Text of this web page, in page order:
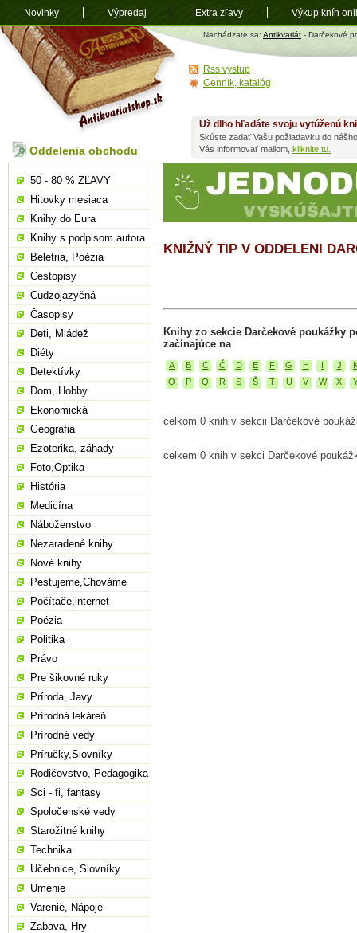
Antikvariát
shop.sk
Nachádzate sa: Antikvariát - Darčekové
KNIŽNÝ TIP V ODDELENI
Knihy zo sekcie Darčekové poukážky
začínajúce na
A B C Č D E F G H I J
O
P Q R S Š T U V W X
celkom 0 knih v sekcii Darčekové
celkem 0 knih v sekci Darčekové
Už dlho hľadáte svoju vytúženú
Skúste zadať Vašu požiadavku do
Vás informovať mailom, kliknite tu.
Oddelenia obchodu
50 - 80 % ZĽAVY
Hitovky mesiaca
Knihy do Eura
Knihy s podpisom autora
Beletria, Poézia
Cestopisy
Cudzojazyčná
Časopisy
Deti, Mládež
Diéty
Detektívky
Dom, Hobby
Ekonomická
Geografia
Ezoterika, záhady
Foto,Optika
História
Medicína
Náboženstvo
Nezaradené knihy
Nové knihy
Pestujeme,Chováme
Počítače,internet
Poézia
Politika
Právo
Pre šikovné ruky
Príroda, Javy
Prírodná lekáreň
Prírodné vedy
Príručky,Slovníky
Rodičovstvo, Pedagogika
Sci - fi, fantasy
Spoločenské vedy
Starožitné knihy
Technika
Učebnice, Slovníky
Umenie
Varenie, Nápoje
Zabava, Hry
Rss výstup
Cenník, katalóg
Novinky Výpredaj Extra zľavy Výkup kníh